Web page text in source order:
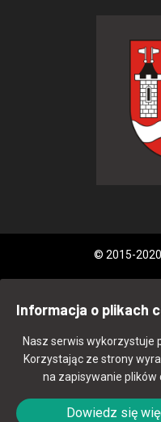
© 2015-
Informacja o plikach
Nasz serwis wykorzystuje
Korzystając ze strony
na zapisywanie plików
Dowiedz się